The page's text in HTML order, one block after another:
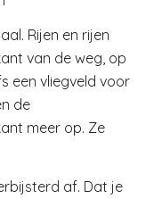
Rijen en rijen
van de weg, op
een vliegveld voor
de
meer op. Ze
af. Dat je